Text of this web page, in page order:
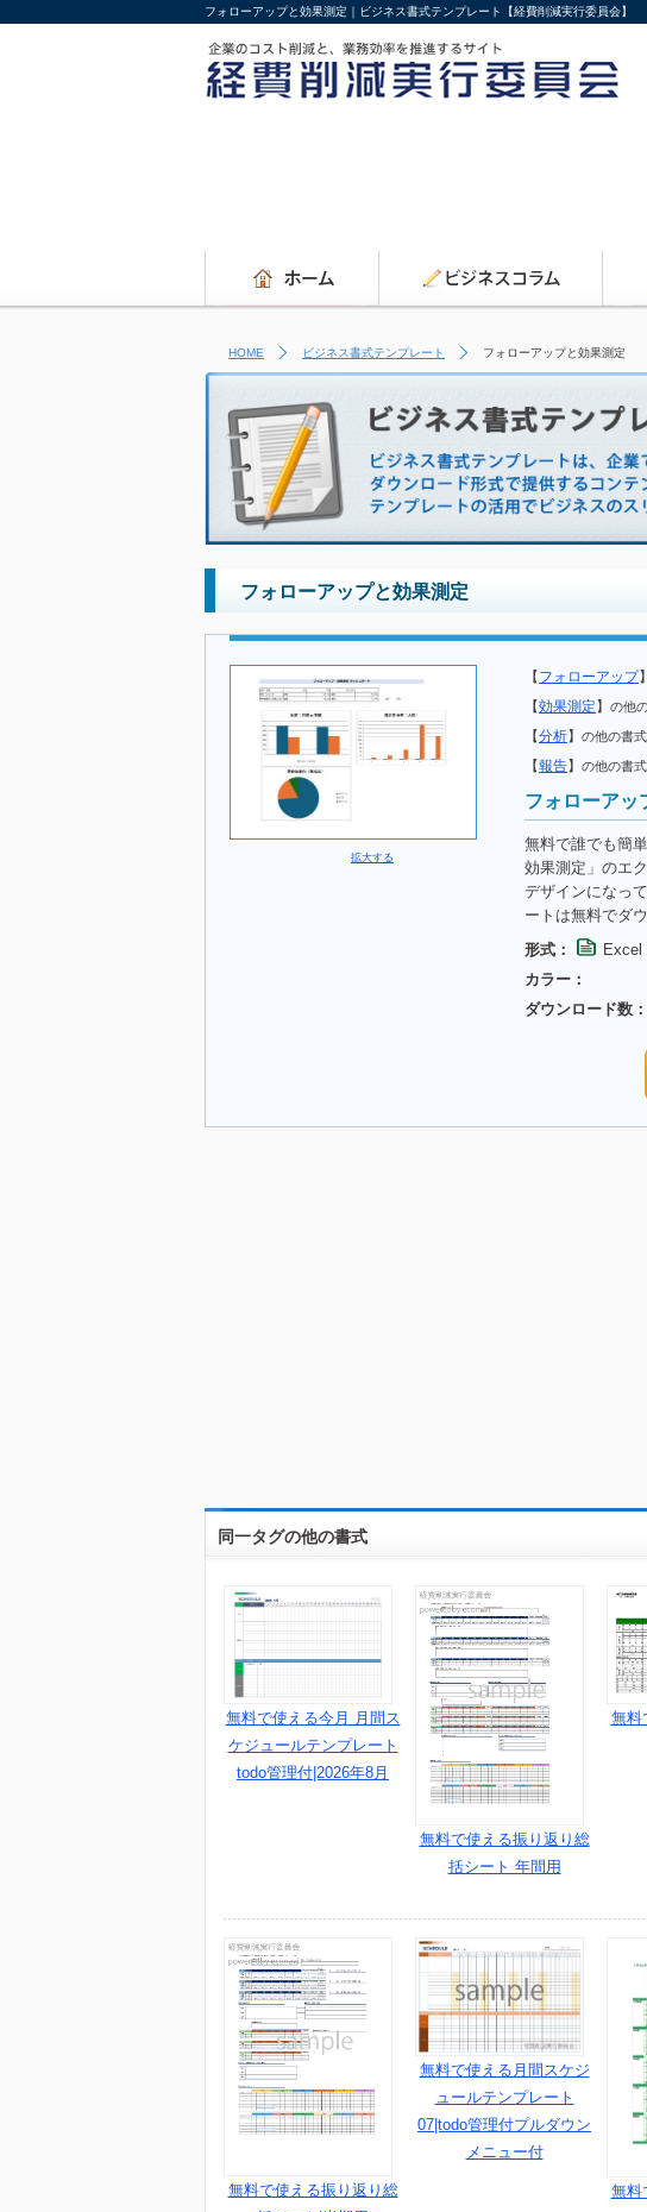
フォローアップと効果測定｜ビジネス書式テンプレート【経費削減実行委員会】
HOME ビジネス書式テンプレート フォローアップと効果測定
フォローアップと効果測定
拡大する
【フォローアップ】
【効果測定】 の他
【分析】 の他の書
【報告】 の他の書
フォローアッ
無料で誰でも簡
効果測定」のエ
デザインになっ
ートは無料でダ
形式：
Excel
カラー：
ダウンロード数：
同一タグの他の書式
無料で使える今月 月間ス
ケジュールテンプレート
todo管理付|2026年8月
無料で使える振り返り総
括シート 年間用
無料
無料で使える振り返り総
無料で使える月間スケジ
ュールテンプレート
07|todo管理付プルダウン
メニュー付
無料